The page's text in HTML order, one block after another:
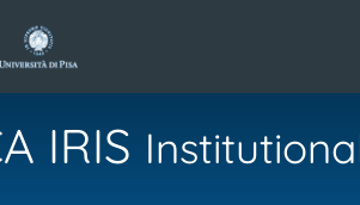
IRIS